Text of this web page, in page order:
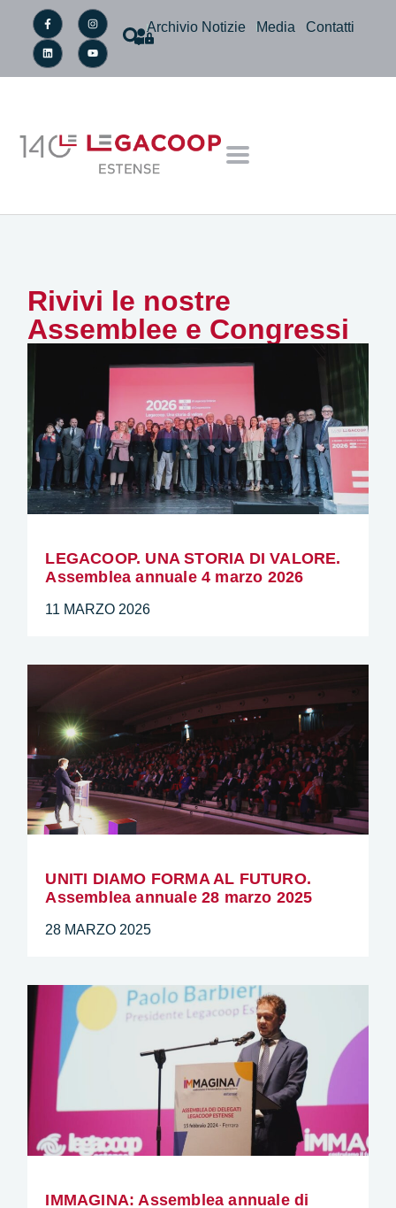
Archivio Notizie Media Contatti
Rivivi le nostre
Assemblee e Congressi
LEGACOOP. UNA STORIA DI VALORE.
Assemblea annuale 4 marzo 2026
11 MARZO 2026
UNITI DIAMO FORMA AL FUTURO.
Assemblea annuale 28 marzo 2025
28 MARZO 2025
IMMAGINA: Assemblea annuale di